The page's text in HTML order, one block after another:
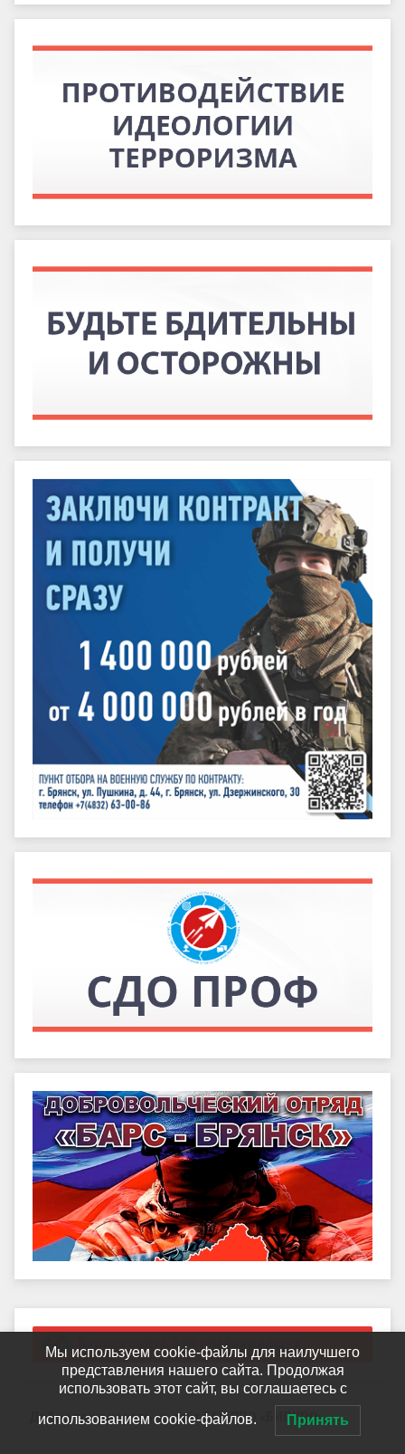
Правый сайдбар
Версия сайта для слабовидящих
Добро пожаловать на сайт ГАУ ДПО «БИПКРО»
Мы используем cookie-файлы для наилучшего
представления нашего сайта. Продолжая
использовать этот сайт, вы соглашаетесь с
использованием cookie-файлов. Принять